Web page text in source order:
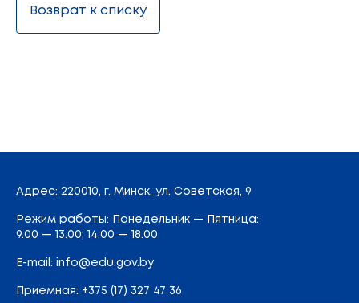
Возврат к списку
Адрес: 220010, г. Минск, ул. Советская, 9
Режим работы: Понедельник — Пятница:
9.00 — 13.00; 14.00 — 18.00
E-mail: info@edu.gov.by
Приемная: +375 (17) 327 47 36